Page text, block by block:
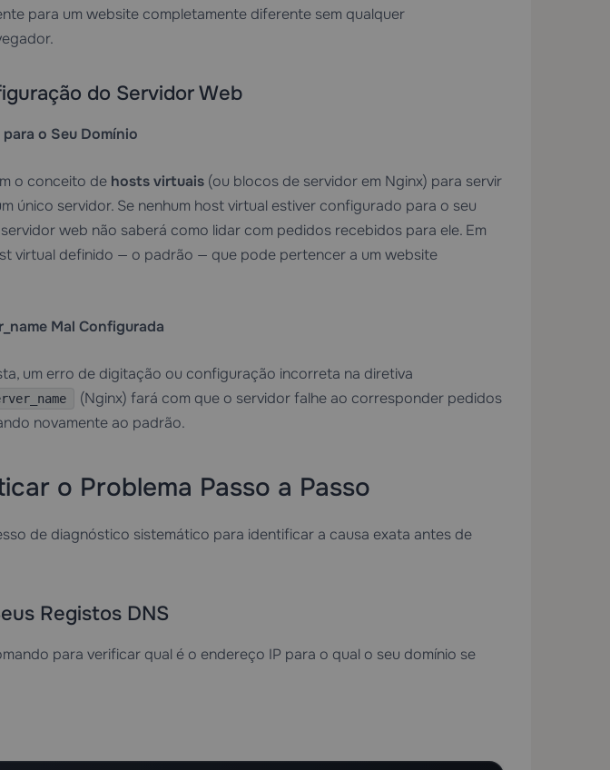
para um website completamente diferente sem qualquer
do Servidor Web
o Seu Domínio
o conceito de hosts virtuais(ou blocos de servidor em Nginx) para servir
único servidor. Se nenhum host virtual estiver configurado para o seu
web não saberá como lidar com pedidos recebidos para ele. Em
virtual definido — o padrão — que pode pertencer a um website
Mal Configurada
um erro de digitação ou configuração incorreta na diretiva
(Nginx) fará com que o servidor falhe ao corresponder pedidos
novamente ao padrão.
o Problema Passo a Passo
de diagnóstico sistemático para identificar a causa exata antes de
Registos DNS
para verificar qual é o endereço IP para o qual o seu domínio se